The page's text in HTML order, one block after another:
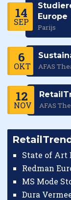
14
SEP
Europe
Parijs
6
OKT AFAS
12
NOV AFAS
State of Art
Redman
MS Mode
Dura